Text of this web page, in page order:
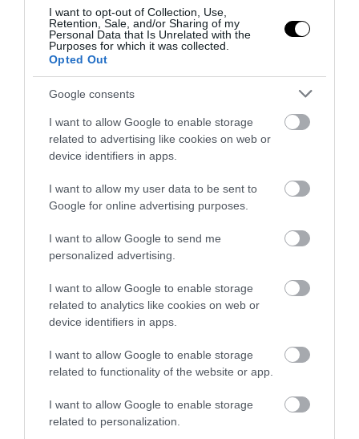
I want to opt-out of Collection, Use,
Retention, Sale, and/or Sharing of my
Personal Data that Is Unrelated with the
Purposes for which it was collected.
Opted Out
Google consents
I want to allow Google to enable storage
related to advertising like cookies on web or
device identifiers in apps.
I want to allow my user data to be sent to
Google for online advertising purposes.
I want to allow Google to send me
personalized advertising.
I want to allow Google to enable storage
related to analytics like cookies on web or
device identifiers in apps.
I want to allow Google to enable storage
related to functionality of the website or app.
I want to allow Google to enable storage
related to personalization.